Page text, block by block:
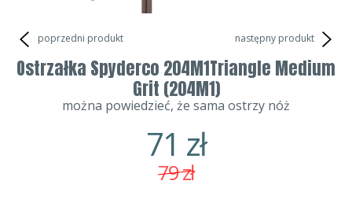
poprzedni produkt następny produkt
Ostrzałka Spyderco 204M1Triangle Medium
Grit (204M1)
można powiedzieć, że sama ostrzy nóż
71 zł
79zł